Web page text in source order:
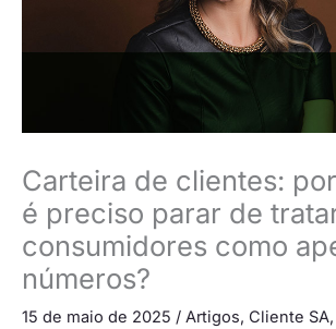
Carteira de clientes:
é preciso parar de
consumidores como
números?
15 de maio de 2025 / Artigos, Cliente SA,